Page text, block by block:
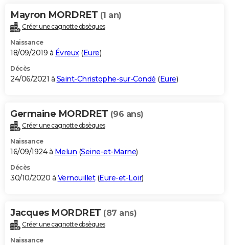
Mayron MORDRET (1 an)
Créer une cagnotte obsèques
Naissance
18/09/2019 à Évreux(Eure)
Décès
24/06/2021 à Saint-Christophe-sur-Condé (Eure)
Germaine MORDRET (96 ans)
Créer une cagnotte obsèques
Naissance
16/09/1924 à Melun (Seine-et-Marne)
Décès
30/10/2020 à Vernouillet(Eure-et-Loir)
Jacques MORDRET (87 ans)
Créer une cagnotte obsèques
Naissance